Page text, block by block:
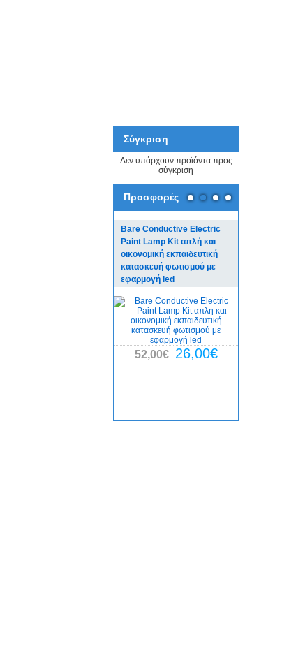
Σύγκριση
Δεν υπάρχουν προϊόντα προς
σύγκριση
Προσφορές
Bare Conductive Electric
Paint Lamp Kit απλή και
οικονομική εκπαιδευτική
κατασκευή φωτισμού με
εφαρμογή led
52,00€ 26,00€